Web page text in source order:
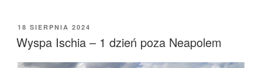
OPUBLIKOWANE
W
18 SIERPNIA 2024
Wyspa Ischia – 1 dzień poza Neapolem